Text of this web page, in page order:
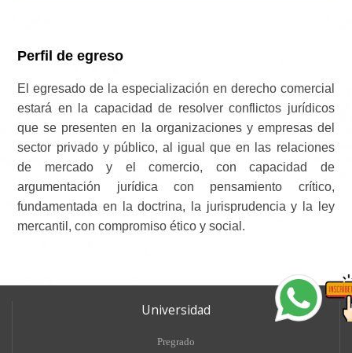
Perfil de egreso
El egresado de la especialización en derecho comercial
estará en la capacidad de resolver conflictos jurídicos
que se presenten en la organizaciones y empresas del
sector privado y público, al igual que en las relaciones
de mercado y el comercio, con capacidad de
argumentación jurídica con pensamiento crítico,
fundamentada en la doctrina, la jurisprudencia y la ley
mercantil, con compromiso ético y social.
Universidad
Pregrado